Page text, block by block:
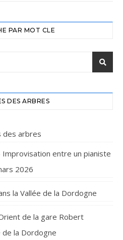
PAR MOT CLE
DES ARBRES
des arbres
Improvisation entre un pianiste
2026
la Vallée de la Dordogne
de la gare Robert
de la Dordogne